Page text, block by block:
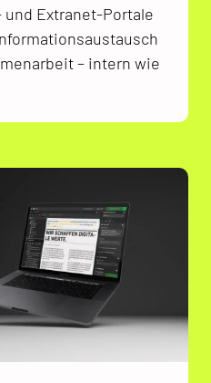
Extranet-Portale
– intern wie